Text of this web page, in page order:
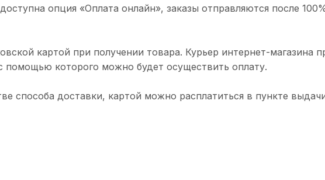
опция «Оплата онлайн», заказы отправляются после
картой при получении товара. Курьер интернет-магазина
которого можно будет осуществить оплату.
способа доставки, картой можно расплатиться в пункте